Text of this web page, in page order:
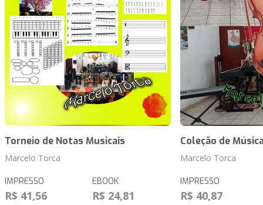
Torneio de Notas Musicais
Marcelo Torca
IMPRESSO
R$ 41,56
EBOOK
R$ 24,81
Coleção de
Marcelo Torca
IMPRESSO
R$ 40,87